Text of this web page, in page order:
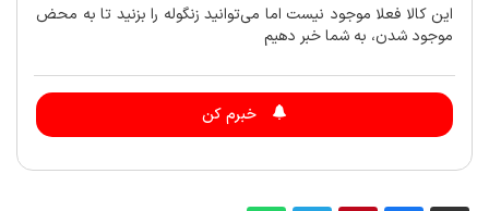
این کالا فعلا موجود نیست اما می‌توانید زنگوله را بزنید تا به محض
موجود شدن، به شما خبر دهیم
خبرم کن